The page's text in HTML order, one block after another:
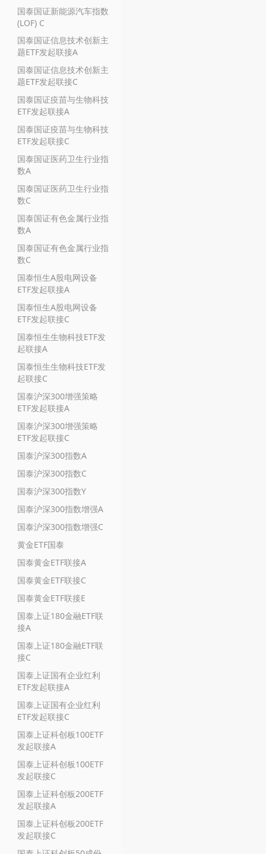
国泰国证新能源汽车指数
(LOF) C
国泰国证信息技术创新主
题ETF发起联接A
国泰国证信息技术创新主
题ETF发起联接C
国泰国证疫苗与生物科技
ETF发起联接A
国泰国证疫苗与生物科技
ETF发起联接C
国泰国证医药卫生行业指
数A
国泰国证医药卫生行业指
数C
国泰国证有色金属行业指
数A
国泰国证有色金属行业指
数C
国泰恒生A股电网设备
ETF发起联接A
国泰恒生A股电网设备
ETF发起联接C
国泰恒生生物科技ETF发
起联接A
国泰恒生生物科技ETF发
起联接C
国泰沪深300增强策略
ETF发起联接A
国泰沪深300增强策略
ETF发起联接C
国泰沪深300指数A
国泰沪深300指数C
国泰沪深300指数Y
国泰沪深300指数增强A
国泰沪深300指数增强C
黄金ETF国泰
国泰黄金ETF联接A
国泰黄金ETF联接C
国泰黄金ETF联接E
国泰上证180金融ETF联
接A
国泰上证180金融ETF联
接C
国泰上证国有企业红利
ETF发起联接A
国泰上证国有企业红利
ETF发起联接C
国泰上证科创板100ETF
发起联接A
国泰上证科创板100ETF
发起联接C
国泰上证科创板200ETF
发起联接A
国泰上证科创板200ETF
发起联接C